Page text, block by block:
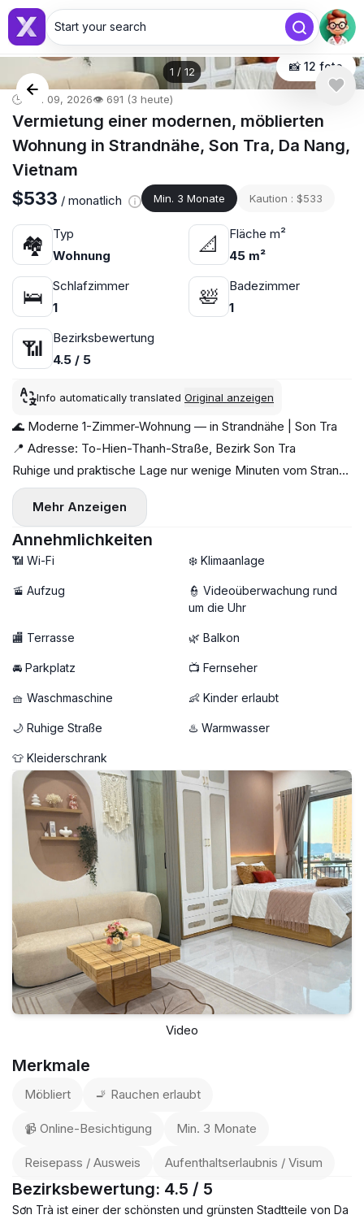
Start your search
1 / 12 📸 12 foto
🕒 Mai 09, 2026👁️ 691 (3 heute)
Vermietung einer modernen, möblierten
Wohnung in Strandnähe, Son Tra, Da Nang,
Vietnam
$533 / monatlich Min. 3 Monate Kaution : $533
🏘
Typ
Wohnung
📐
Fläche m²
45 m²
🛌
Schlafzimmer
1
🛀
Badezimmer
1
📶
Bezirksbewertung
4.5 / 5
Info automatically translated Original anzeigen
🌊 Moderne 1-Zimmer-Wohnung — in Strandnähe | Son Tra
📍 Adresse: To-Hien-Thanh-Straße, Bezirk Son Tra
Ruhige und praktische Lage nur wenige Minuten vom Strand
entfernt, umgeben von Cafés, Restaurants und Mini-
Supermärkten 🌴☕
✨ Highlights der Wohnung:
— Neubau-Wohnung mit 1 Schlafzimmer
— Vollmöbliert, modern und bezugsfertig
🚀 Highspeed-WLAN
💰 Preis: 13 – 15,5 Millionen VND/Monat (je nach Etage)
📩 Schreiben Sie jetzt für eine Besichtigung — Wohnungen in
Mehr Anzeigen
Annehmlichkeiten
📶 Wi-Fi ❄️ Klimaanlage
🚡 Aufzug
👮 Videoüberwachung rund
um die Uhr
🏬 Terrasse 🌿 Balkon
🚘 Parkplatz 📺 Fernseher
🧺 Waschmaschine 👶 Kinder erlaubt
🌙 Ruhige Straße ♨️ Warmwasser
👕 Kleiderschrank
Video
Merkmale
Möbliert 🚬 Rauchen erlaubt
📹 Online-Besichtigung Min. 3 Monate
Reisepass / Ausweis Aufenthaltserlaubnis / Visum
Bezirksbewertung: 4.5 / 5
Sơn Trà ist einer der schönsten und grünsten Stadtteile von Da